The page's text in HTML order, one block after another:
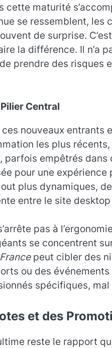
cette maturité
se ressemblent, les
de surprise.
la différence. Il n’a
prendre des risques
Central
nouveaux
les plus
parfois empêtrés
pour une
plus dynamiques,
entre le site
pas à
se concentrent
peut cibler des
ou des
spécifiques,
et des
reste le rapport